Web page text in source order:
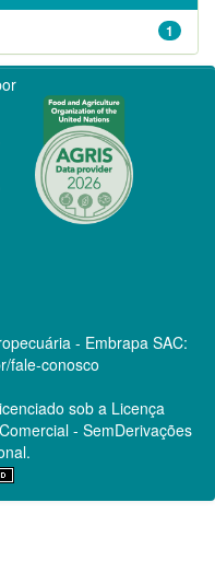
1
- Embrapa SAC:
fale-conosco
sob a Licença
- SemDerivações